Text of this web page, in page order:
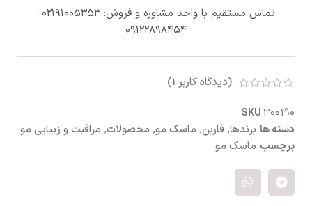
تماس مستقیم با واحد مشاوره و فروش: ۰۲۱۹۱۰۰۵۳۵۳-
۰۹۱۲۲۸۹۸۴۵۴
(دیدگاه کاربر 1
)
SKU300190
دسته ها برندها, فاربن, ماسک مو, محصولات, مراقبت و زیبایی مو
برچسب ماسک مو